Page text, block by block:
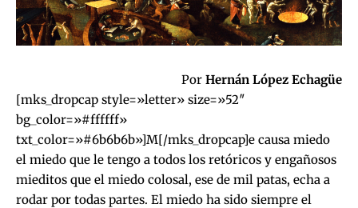
Por Hernán López Echagüe
[mks_dropcap style=»letter» size=»52″
bg_color=»#ffffff»
txt_color=»#6b6b6b»]M[/mks_dropcap]e causa miedo
el miedo que le tengo a todos los retóricos y engañosos
mieditos que el miedo colosal, ese de mil patas, echa a
rodar por todas partes. El miedo ha sido siempre el